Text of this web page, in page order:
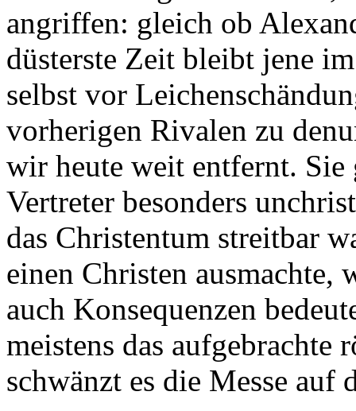
angriffen: gleich ob
düsterste Zeit bleibt jene
selbst vor
vorherigen Rivalen zu
wir heute weit entfernt. Sie
Vertreter besonders
das Christentum streitbar
einen Christen
auch Konsequenzen
meistens das aufgebrachte
schwänzt es die Messe auf